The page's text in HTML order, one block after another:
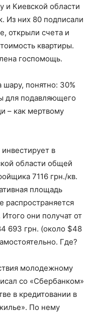
и Киевской области
Из них 80 подписали
открыли счета и
квартиры.
госпомощь.
понятно: 30%
для подавляющего
– как мертвому
в
области общей
7116 грн./кв.
площадь
распространяется
они получат от
693 грн. (около $48
Где?
молодежному
со «Сбербанком»
в кредитовании в
По нему